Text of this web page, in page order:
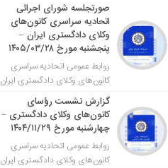
صورتجلسه شورای اجرائی
اتحادیه سراسری کانون‌های
وکلای دادگستری ایران –
پنجشنبه مورخ ۱۴۰۵/۰۳/۲۸
روابط عمومی اتحادیه سراسری
کانون‌های وکلای دادگستری ایران
گزارش نشست رؤسای
کانون‌های وکلای دادگستری –
چهارشنبه مورخ ۱۴۰۴/۱۱/۲۹
روابط عمومی اتحادیه سراسری
کانون‌های وکلای دادگستری ایران